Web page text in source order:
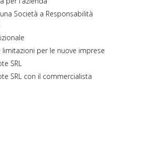
Società a Responsabilità
limitazioni per le nuove imprese
SRL
SRL con il commercialista